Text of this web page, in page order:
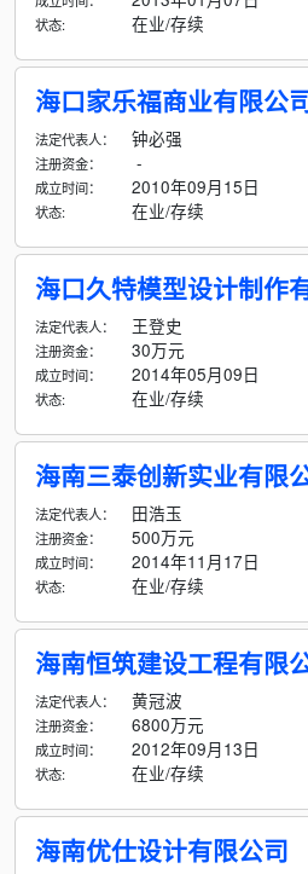
状态: 在业/存续
海口家乐福商业有限公
法定代表人： 钟必强
注册资金： -
成立时间： 2010年09月15日
状态: 在业/存续
海口久特模型设计制作
法定代表人： 王登史
注册资金： 30万元
成立时间： 2014年05月09日
状态: 在业/存续
海南三泰创新实业有限
法定代表人： 田浩玉
注册资金： 500万元
成立时间： 2014年11月17日
状态: 在业/存续
海南恒筑建设工程有限
法定代表人： 黄冠波
注册资金： 6800万元
成立时间： 2012年09月13日
状态: 在业/存续
海南优仕设计有限公司